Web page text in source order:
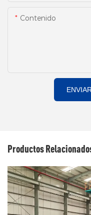
Contenido
Productos